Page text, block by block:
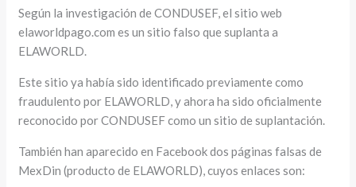
Según la investigación de CONDUSEF, el sitio web
elaworldpago.com es un sitio falso que suplanta a
ELAWORLD.
Este sitio ya había sido identificado previamente como
fraudulento por ELAWORLD, y ahora ha sido oficialmente
reconocido por CONDUSEF como un sitio de suplantación.
También han aparecido en Facebook dos páginas falsas de
MexDin (producto de ELAWORLD), cuyos enlaces son: